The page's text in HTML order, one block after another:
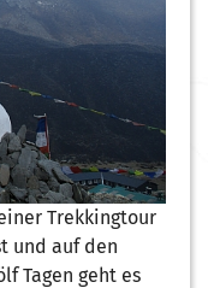
Trekkingtour
und auf den
Tagen geht es